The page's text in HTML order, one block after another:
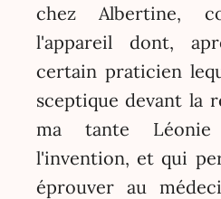
chez Albertine,
l'appareil dont,
certain praticien
sceptique devant la
ma tante Léonie
l'invention, et qui
éprouver au